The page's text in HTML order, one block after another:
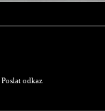
Poslat odkaz